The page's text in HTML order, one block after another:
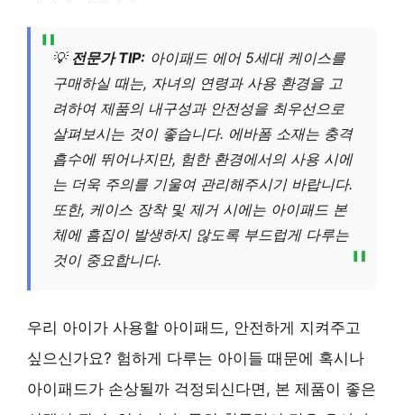
💡 전문가 TIP: 아이패드 에어 5세대 케이스를
구매하실 때는, 자녀의 연령과 사용 환경을 고
려하여 제품의 내구성과 안전성을 최우선으로
살펴보시는 것이 좋습니다. 에바폼 소재는 충격
흡수에 뛰어나지만, 험한 환경에서의 사용 시에
는 더욱 주의를 기울여 관리해주시기 바랍니다.
또한, 케이스 장착 및 제거 시에는 아이패드 본
체에 흠집이 발생하지 않도록 부드럽게 다루는
것이 중요합니다.
우리 아이가 사용할 아이패드, 안전하게 지켜주고
싶으신가요? 험하게 다루는 아이들 때문에 혹시나
아이패드가 손상될까 걱정되신다면, 본 제품이 좋은